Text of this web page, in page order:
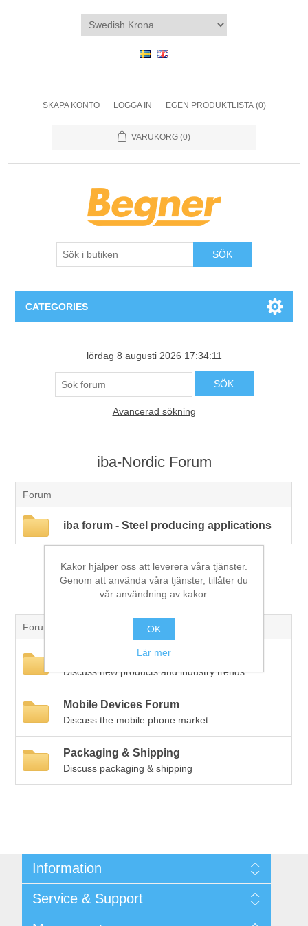
SKAPA KONTO LOGGA IN EGEN PRODUKTLISTA (0)
VARUKORG (0)
SÖK
CATEGORIES
Metallkapning
Lagringssystem
Bearbetningsmaskiner
Värmebehandling
BRAUN Ytslipningsmaskiner
3D-svetsning
Bearbetning av stång, rör och profiler
Bearbetning av plåt och band
Utbildning
Spare parts & Service
Kontakt
lördag 8 augusti 2026 17:34:11
SÖK
Avancerad sökning
iba-Nordic Forum
Forum
iba forum - Steel producing applications
iba-Nordic Forum
Forum
Discuss new products and industry trends
Mobile Devices Forum
Discuss the mobile phone market
Packaging & Shipping
Discuss packaging & shipping
Information
Shipping & returns
Integritetspolicy
Terms & Conditions
Service & Support
Kakor hjälper oss att leverera våra tjänster.
Genom att använda våra tjänster, tillåter du
vår användning av kakor.
OK
Lär mer